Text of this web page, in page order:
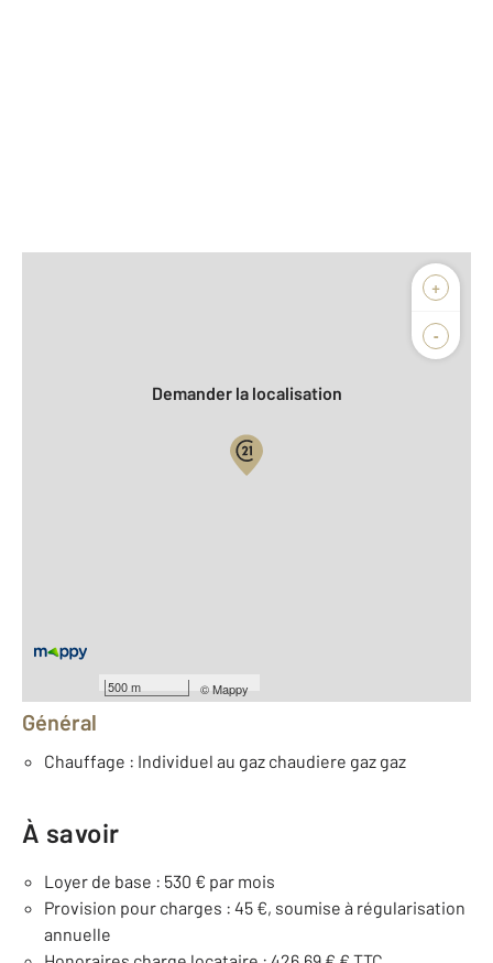
+
-
500 m ©Mappy
Demander la localisation
Équipements
Général
Chauffage : Individuel au gaz chaudiere gaz gaz
À savoir
Loyer de base : 530 € par mois
Provision pour charges : 45 €, soumise à régularisation
annuelle